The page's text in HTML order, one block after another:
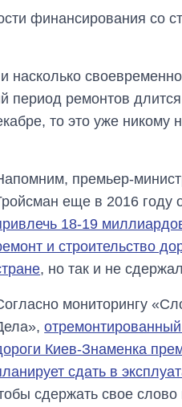
финансирования со
насколько
период ремонтов
то это уже никому
премьер-
еще в 2016 году
18-19
и строительство
, но так и не
мониторингу
отремонтированный
Киев-Знаменка
сдать в
сдержать свое слово